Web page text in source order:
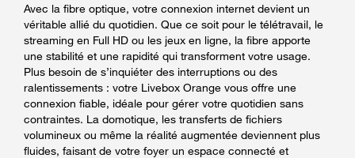
Avec la fibre optique, votre connexion internet devient un
véritable allié du quotidien. Que ce soit pour le télétravail, le
streaming en Full HD ou les jeux en ligne, la fibre apporte
une stabilité et une rapidité qui transforment votre usage.
Plus besoin de s’inquiéter des interruptions ou des
ralentissements : votre Livebox Orange vous offre une
connexion fiable, idéale pour gérer votre quotidien sans
contraintes. La domotique, les transferts de fichiers
volumineux ou même la réalité augmentée deviennent plus
fluides, faisant de votre foyer un espace connecté et